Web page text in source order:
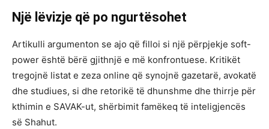
Një lëvizje që po ngurtësohet
Artikulli argumenton se ajo që filloi si një përpjekje soft-
power është bërë gjithnjë e më konfrontuese. Kritikët
tregojnë listat e zeza online që synojnë gazetarë, avokatë
dhe studiues, si dhe retorikë të dhunshme dhe thirrje për
kthimin e SAVAK-ut, shërbimit famëkeq të inteligjencës
së Shahut.